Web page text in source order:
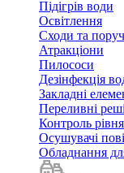
Підігрів води
Освітлення
Сходи та
Атракціони
Пилососи
Дезінфекція
Закладні
Переливні
Контроль
Осушувачі
Обладнання